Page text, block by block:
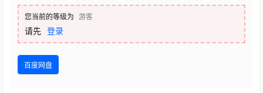
您当前的等级为 游客
请先 登录
百度网盘